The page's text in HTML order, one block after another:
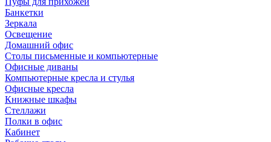
Банкетки
Зеркала
Освещение
Домашний офис
Столы письменные и компьютерные
Офисные диваны
Компьютерные кресла и стулья
Офисные кресла
Книжные шкафы
Стеллажи
Полки в офис
Кабинет